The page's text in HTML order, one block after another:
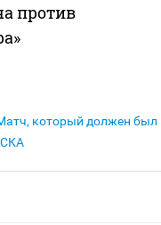
против
который должен был